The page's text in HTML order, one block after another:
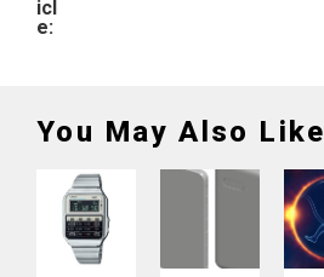
icl
e:
You May Also Like